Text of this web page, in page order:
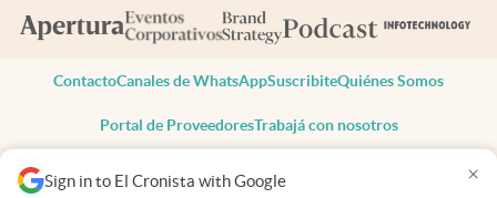
Sign in to El Cronista with Google ×
ContactoCanales de WhatsAppSuscribiteQuiénes Somos
Portal de ProveedoresTrabajá con nosotros
Todos los derechos reservados